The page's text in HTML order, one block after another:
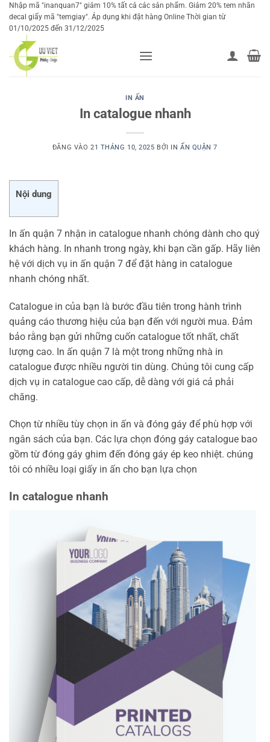
Bỏ
qua
dung
Nhập mã "inanquan7" giảm 10% tất cả các sản phẩm. Giảm 20% tem nhãn
decal giấy mã "temgiay". Áp dụng khi đặt hàng Online Thời gian từ
01/10/2025 đến 31/12/2025
IN ẤN
In catalogue nhanh
ĐĂNG VÀO 21 THÁNG 10, 2025 BỞI IN ẤN QUẬN 7
Nội dung
In ấn quận 7 nhận in catalogue nhanh chóng dành cho quý
khách hàng. In nhanh trong ngày, khi bạn cần gấp. Hãy liên
hệ với dịch vụ in ấn quận 7 để đặt hàng in catalogue
nhanh chóng nhất.
Catalogue in của bạn là bước đầu tiên trong hành trình
quảng cáo thương hiệu của bạn đến với người mua. Đảm
bảo rằng bạn gửi những cuốn catalogue tốt nhất, chất
lượng cao. In ấn quận 7 là một trong những nhà in
catalogue được nhiều người tin dùng. Chúng tôi cung cấp
dịch vụ in catalogue cao cấp, dễ dàng với giá cả phải
chăng.
Chọn từ nhiều tùy chọn in ấn và đóng gáy để phù hợp với
ngân sách của bạn. Các lựa chọn đóng gáy catalogue bao
gồm từ đóng gáy ghim đến đóng gáy ép keo nhiệt. chúng
tôi có nhiều loại giấy in ấn cho bạn lựa chọn
In catalogue nhanh